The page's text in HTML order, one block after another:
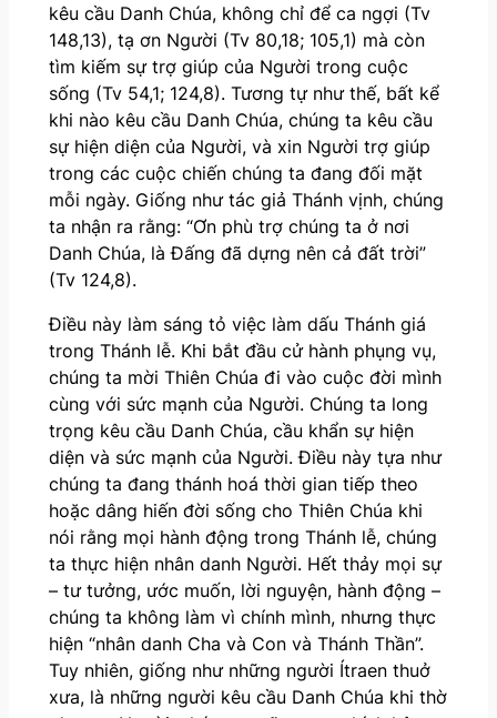
kêu cầu Danh Chúa, không chỉ để ca ngợi (Tv
148,13), tạ ơn Người (Tv 80,18; 105,1) mà còn
tìm kiếm sự trợ giúp của Người trong cuộc
sống (Tv 54,1; 124,8). Tương tự như thế, bất kể
khi nào kêu cầu Danh Chúa, chúng ta kêu cầu
sự hiện diện của Người, và xin Người trợ giúp
trong các cuộc chiến chúng ta đang đối mặt
mỗi ngày. Giống như tác giả Thánh vịnh, chúng
ta nhận ra rằng: “Ơn phù trợ chúng ta ở nơi
Danh Chúa, là Đấng đã dựng nên cả đất trời”
(Tv 124,8).
Điều này làm sáng tỏ việc làm dấu Thánh giá
trong Thánh lễ. Khi bắt đầu cử hành phụng vụ,
chúng ta mời Thiên Chúa đi vào cuộc đời mình
cùng với sức mạnh của Người. Chúng ta long
trọng kêu cầu Danh Chúa, cầu khẩn sự hiện
diện và sức mạnh của Người. Điều này tựa như
chúng ta đang thánh hoá thời gian tiếp theo
hoặc dâng hiến đời sống cho Thiên Chúa khi
nói rằng mọi hành động trong Thánh lễ, chúng
ta thực hiện nhân danh Người. Hết thảy mọi sự
– tư tưởng, ước muốn, lời nguyện, hành động –
chúng ta không làm vì chính mình, nhưng thực
hiện “nhân danh Cha và Con và Thánh Thần”.
Tuy nhiên, giống như những người Ítraen thuở
xưa, là những người kêu cầu Danh Chúa khi thờ